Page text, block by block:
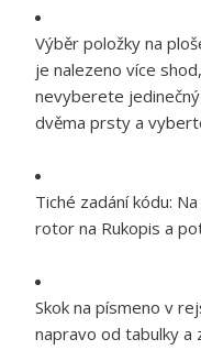
Výběr položky na
je nalezeno více
nevyberete
dvěma prsty a
Tiché zadání kódu:
rotor na Rukopis a
Skok na písmeno v
napravo od tabulky a